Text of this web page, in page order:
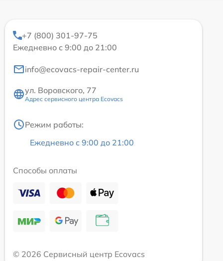
+7 (800) 301-97-75
Ежедневно с 9:00 до 21:00
info@ecovacs-repair-center.ru
ул. Воровского, 77
Адрес сервисного центра Ecovacs
Режим работы:
Ежедневно с 9:00 до 21:00
Способы оплаты
© 2026 Сервисный центр Ecovacs